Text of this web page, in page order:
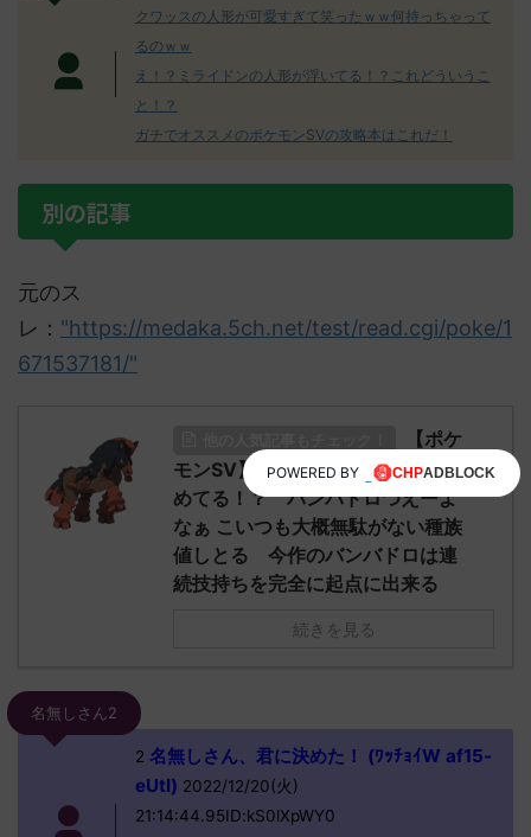
クワッスの人形が可愛すぎて笑ったｗｗ何持っちゃって
るのｗｗ
え！？ミライドンの人形が浮いてる！？これどういうこ
と！？
ガチでオススメのポケモンSVの攻略本はこれだ！
別の記事
元のス
レ： "https://medaka.5ch.net/test/read.cgi/poke/1
671537181/"
【ポケ
モンSV】バンバドロが注目され始
めてる！？ バンバドロつえーよ
なぁ こいつも大概無駄がない種族
値しとる 今作のバンバドロは連
続技持ちを完全に起点に出来る
続きを見る
名無しさん2
2 名無しさん、君に決めた！ (ﾜｯﾁｮｲW af15-
eUtI) 2022/12/20(火)
21:14:44.95ID:kS0lXpWY0
POWERED BY